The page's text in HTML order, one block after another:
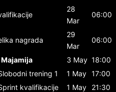
28
Mar
06:00
nagrada
29
Mar
06:00
3 May 18:00
trening 1 1 May 17:00
kvalifikacije 1 May
21:30